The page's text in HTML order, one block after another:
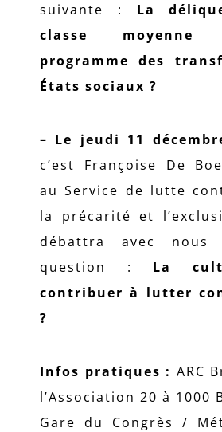
suivante : La
classe
programme des
États sociaux ?
– Le jeudi 11
c’est Françoise De
au Service de lutte
la précarité et
débattra avec
question : La
contribuer à lutter
?
Infos pratiques : ARC
l’Association 20 à 1000
Gare du Congrès /